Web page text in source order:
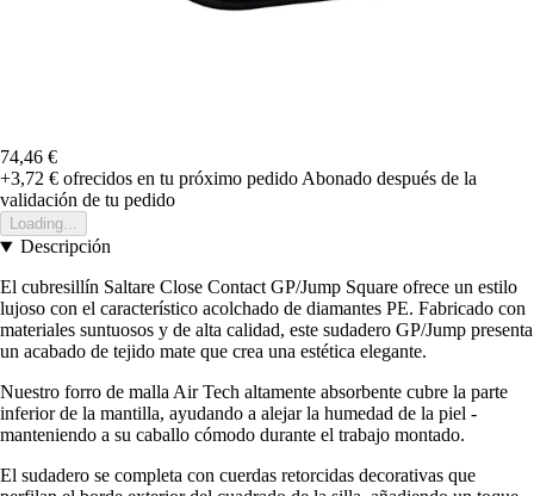
74,46 €
+3,72 € ofrecidos en tu próximo pedidoAbonado después de la
validación de tu pedido
Loading...
Descripción
El cubresillín Saltare Close Contact GP/Jump Square ofrece un estilo
lujoso con el característico acolchado de diamantes PE. Fabricado con
materiales suntuosos y de alta calidad, este sudadero GP/Jump presenta
un acabado de tejido mate que crea una estética elegante.
Nuestro forro de malla Air Tech altamente absorbente cubre la parte
inferior de la mantilla, ayudando a alejar la humedad de la piel -
manteniendo a su caballo cómodo durante el trabajo montado.
El sudadero se completa con cuerdas retorcidas decorativas que